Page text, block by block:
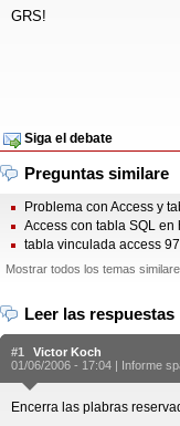
GRS!
Siga el debate
Preguntas similare
Problema con Access y
Access con tabla SQL en
tabla vinculada access
Mostrar todos los temas
Leer las respuestas
#1
Victor Koch
01/06/2006 - 17:04 | Informe
Encerra las plabras